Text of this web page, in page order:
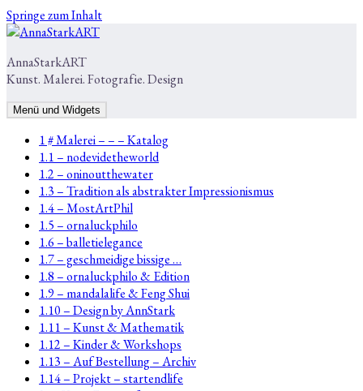
Springe zum Inhalt
AnnaStarkART
Kunst. Malerei. Fotografie. Design
Menü und Widgets
1 # Malerei – – – Katalog
1.1 – nodevidetheworld
1.2 – oninoutthewater
1.3 – Tradition als abstrakter Impressionismus
1.4 – MostArtPhil
1.5 – ornaluckphilo
1.6 – balletielegance
1.7 – geschmeidige bissige …
1.8 – ornaluckphilo & Edition
1.9 – mandalalife & Feng Shui
1.10 – Design by AnnStark
1.11 – Kunst & Mathematik
1.12 – Kinder & Workshops
1.13 – Auf Bestellung – Archiv
1.14 – Projekt – startendlife